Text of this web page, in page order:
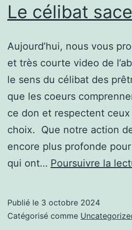
Le célibat
Aujourd’hui, nous vous
et très courte video de
le sens du célibat des
que les coeurs
ce don et respectent
choix. Que notre action
encore plus profonde
qui ont… Poursuivre la
Publié le 3 octobre 2024
Catégorisé comme